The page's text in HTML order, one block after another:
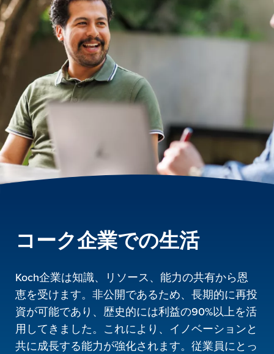
コーク企業での生活
Koch企業は知識、リソース、能力の共有から恩
恵を受けます。非公開であるため、長期的に再投
資が可能であり、歴史的には利益の90%以上を活
用してきました。これにより、イノベーションと
共に成長する能力が強化されます。従業員にとっ